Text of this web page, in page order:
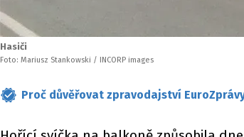
Hasiči
Foto: Mariusz Stankowski / INCORP images
Proč důvěřovat zpravodajství